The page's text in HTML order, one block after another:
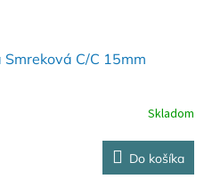
C/C 15mm
Skladom
Do košíka